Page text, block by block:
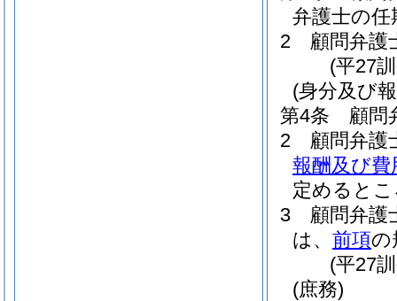
弁護士の
2
顧問弁護
(平27
(身分及び
第4条
顧問
2
顧問弁護
報酬及び
定めると
3
顧問弁護
は、 前項の
(平27
(庶務)